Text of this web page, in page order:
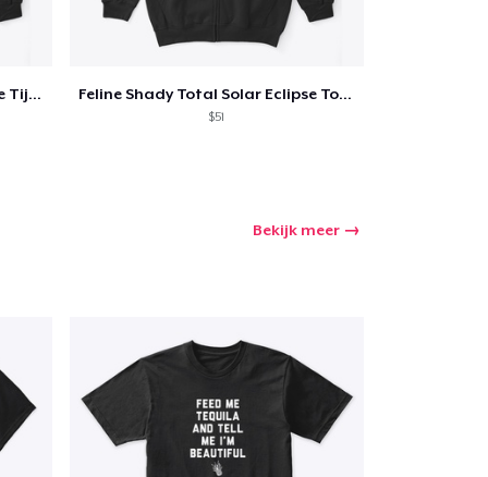
Feline Shady Total Solar Eclipse Tijuana Feline Shady Total Solar Eclipse Toledo
$51
Bekijk meer